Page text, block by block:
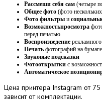
Рассмеши себя сам (четыре
Общее фото (фото
Фото фильтры и
Возможностьпросмотра
перед печатью
Воспроизведение рекламного
Печать фотографий на
Звуковые подсказки
Фотооткрытки с
Автоматическое
Цена принтера Instagram от
зависит от комплектации.